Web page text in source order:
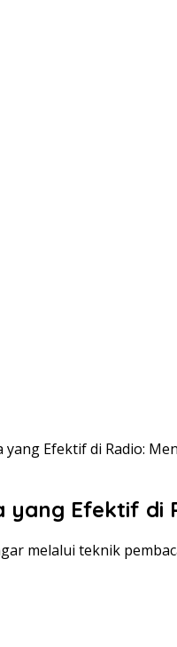
yang Efektif di Radio:
yang Efektif di
melalui teknik